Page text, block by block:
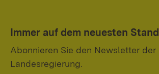
Immer auf dem neuesten Stand
Abonnieren Sie den Newsletter der
Landesregierung.